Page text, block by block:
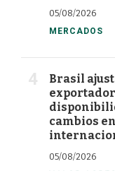
05/08/2026
MERCADOS
Brasil
cambios
05/08/2026